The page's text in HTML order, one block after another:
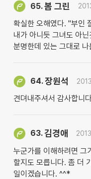
65.봄 그린
확실한 오해였다. ''부인
내가 아니듯 그녀도 아닌
분명한데 있는 그대로 나
64.장원석
견뎌내주셔서 감사합니
63.김경애
누군가를 이해하려면 그
할지도 모릅니다. 좀 더
일이겠습니다. ^^*